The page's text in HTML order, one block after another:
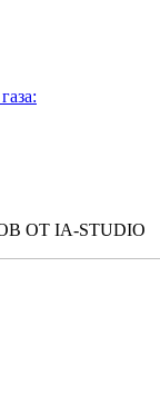
ОТ IA-STUDIO